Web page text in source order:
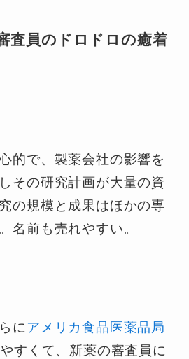
査員のドロドロの癒着
的で、製薬会社の影響を
その研究計画が大量の資
の規模と成果はほかの専
名前も売れやすい。
に アメリカ食品医薬品局
すくて、新薬の審査員に